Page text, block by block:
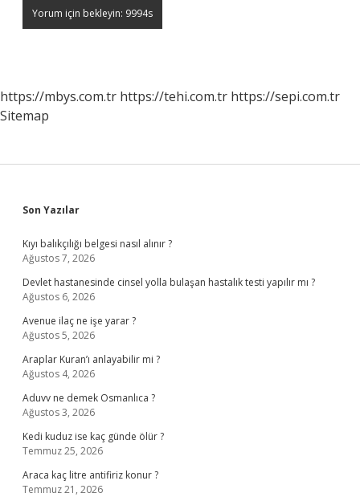
https://mbys.com.tr https://tehi.com.tr https://sepi.com.tr
Sitemap
Sidebar
Son Yazılar
Kıyı balıkçılığı belgesi nasıl alınır ?
Ağustos 7, 2026
Devlet hastanesinde cinsel yolla bulaşan hastalık testi yapılır mı ?
Ağustos 6, 2026
Avenue ilaç ne işe yarar ?
Ağustos 5, 2026
Araplar Kuran’ı anlayabilir mi ?
Ağustos 4, 2026
Aduvv ne demek Osmanlıca ?
Ağustos 3, 2026
Kedi kuduz ise kaç günde ölür ?
Temmuz 25, 2026
Araca kaç litre antifiriz konur ?
Temmuz 21, 2026